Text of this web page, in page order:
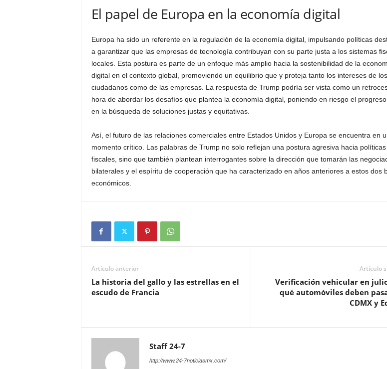
El papel de Europa en la economía digital
Europa ha sido un referente en la regulación de la economía digital, impulsando políticas
a garantizar que las empresas de tecnología contribuyan con su parte justa a los sistemas
locales. Esta postura es parte de un enfoque más amplio hacia la sostenibilidad de la
digital en el contexto global, promoviendo un equilibrio que y proteja tanto los intereses de los
ciudadanos como de las empresas. La respuesta de Trump podría ser vista como un
hora de abordar los desafíos que plantea la economía digital, poniendo en riesgo el
en la búsqueda de soluciones justas y equitativas.
Así, el futuro de las relaciones comerciales entre Estados Unidos y Europa se encuentra en
momento crítico. Las palabras de Trump no solo reflejan una postura agresiva hacia políticas
fiscales, sino que también plantean interrogantes sobre la dirección que tomarán las
bilaterales y el espíritu de cooperación que ha caracterizado en años anteriores a estos dos
económicos.
Artículo anterior
La historia del gallo y las estrellas en el
escudo de Francia
Artículo
Verificación vehicular en
qué automóviles deben
CDMX y
Staff 24-7
http://www.24-7noticiasmx.com/